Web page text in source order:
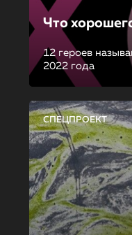
Что
12 героев
2022 года
СПЕЦПРОЕКТ